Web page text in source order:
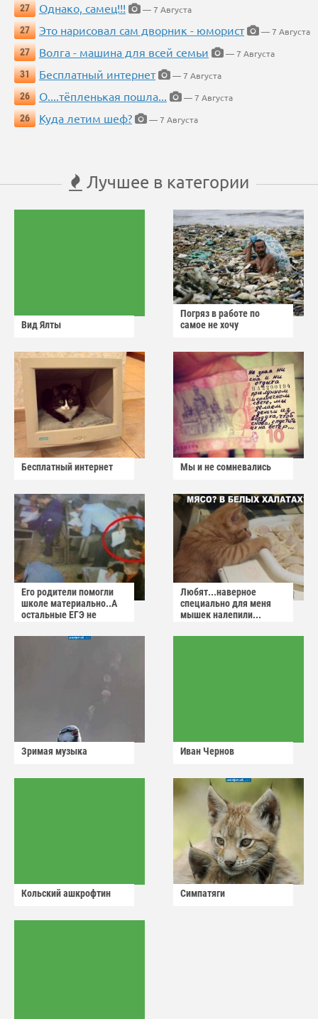
27
Однако, самец!!!
— 7 Августа
27
Это нарисовал сам дворник - юморист
— 7 Августа
27
Волга - машина для всей семьи
— 7 Августа
31
Бесплатный интернет
— 7 Августа
26
О....тёпленькая пошла...
— 7 Августа
26
Куда летим шеф? — 7 Августа
Лучшее в категории
Вид Ялты
Погряз в работе по
самое не хочу
Бесплатный интернет Мы и не сомневались
Его родители помогли
школе материально..А
остальные ЕГЭ не
Любят...наверное
специально для меня
мышек налепили...
Зримая музыка Иван Чернов
Кольский ашкрофтин Симпатяги